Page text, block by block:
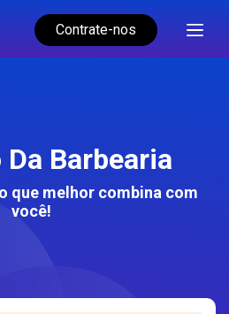
Contrate-nos
Barbearia
que melhor combina com
você!